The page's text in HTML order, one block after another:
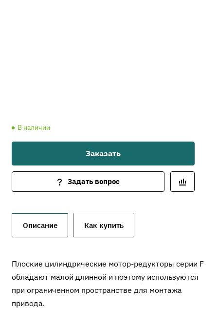
В наличии
Заказать
Задать вопрос
Описание Как купить
Плоские цилиндрические мотор-редукторы серии F
обладают малой длинной и поэтому используются
при ограниченном пространстве для монтажа
привода.